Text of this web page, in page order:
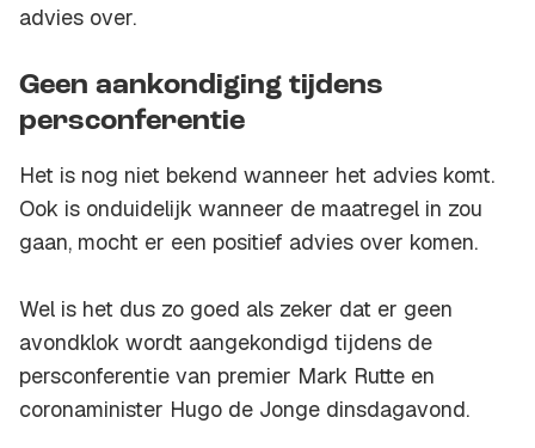
advies over.
Geen aankondiging tijdens
persconferentie
Het is nog niet bekend wanneer het advies komt.
Ook is onduidelijk wanneer de maatregel in zou
gaan, mocht er een positief advies over komen.
Wel is het dus zo goed als zeker dat er geen
avondklok wordt aangekondigd tijdens de
persconferentie van premier Mark Rutte en
coronaminister Hugo de Jonge dinsdagavond.